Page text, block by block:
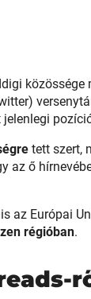
közössége
tett szert,
az ő
az Európai
régióban.